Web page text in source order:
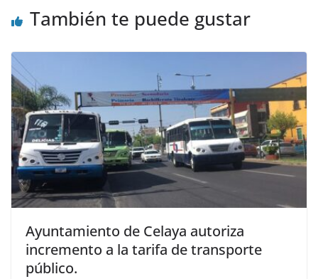
También te puede gustar
Ayuntamiento de Celaya autoriza
incremento a la tarifa de transporte
público.